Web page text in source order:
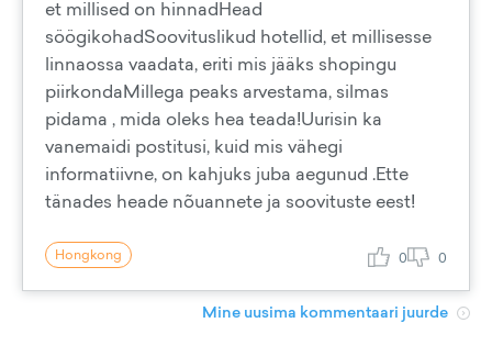
et millised on hinnadHead
söögikohadSoovituslikud hotellid, et millisesse
linnaossa vaadata, eriti mis jääks shopingu
piirkondaMillega peaks arvestama, silmas
pidama , mida oleks hea teada!Uurisin ka
vanemaidi postitusi, kuid mis vähegi
informatiivne, on kahjuks juba aegunud .Ette
tänades heade nõuannete ja soovituste eest!
Hongkong 0 0
Mine uusima kommentaari juurde